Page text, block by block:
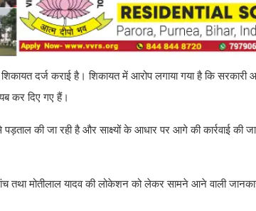
दर्ज कराई है। शिकायत में आरोप लगाया गया है कि सरकारी
कर दिए गए हैं।
की जा रही है और साक्ष्यों के आधार पर आगे की कार्रवाई की
तथा मोतीलाल यादव की लोकेशन को लेकर सामने आने वाली